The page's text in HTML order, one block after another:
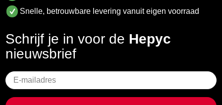
Snelle, betrouwbare levering vanuit eigen voorraad
Schrijf je in voor de Hepyc
nieuwsbrief
Geen
titel